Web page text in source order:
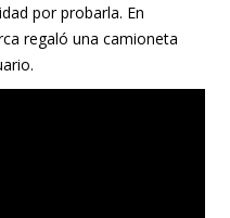
por probarla. En
regaló una camioneta